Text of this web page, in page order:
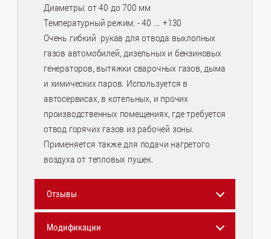
Диаметры: от 40 до 700 мм
Температурный режим: - 40 ... +130
Очень гибкий рукав для отвода выхлопных
газов автомобилей, дизельных и бензиновых
генераторов, вытяжки сварочных газов, дыма
и химических паров. Используется в
автосервисах, в котельных, и прочих
производственных помещениях, где требуется
отвод горячих газов из рабочей зоны.
Применяется также для подачи нагретого
воздуха от тепловых пушек.
Отзывы
Модификации